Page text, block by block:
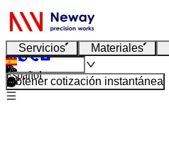
Servicios Materiales
Español
Obtener cotización instantánea